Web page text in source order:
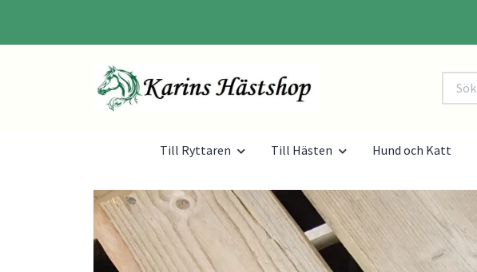
Till Ryttaren Till Hästen Hund och Katt